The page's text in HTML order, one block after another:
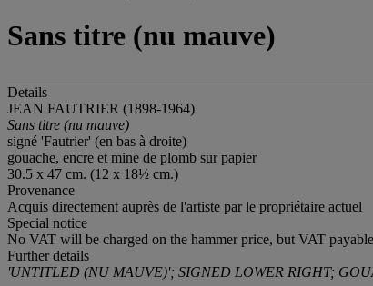
Sans titre (nu mauve)
Details
JEAN FAUTRIER (1898-1964)
Sans titre (nu mauve)
signé 'Fautrier' (en bas à droite)
gouache, encre et mine de plomb sur papier
30.5 x 47 cm. (12 x 18½ cm.)
Provenance
Acquis directement auprès de l'artiste par le propriétaire actuel
Special notice
No VAT will be charged on the hammer price, but VAT
Further details
'UNTITLED (NU MAUVE)'; SIGNED LOWER RIGHT;